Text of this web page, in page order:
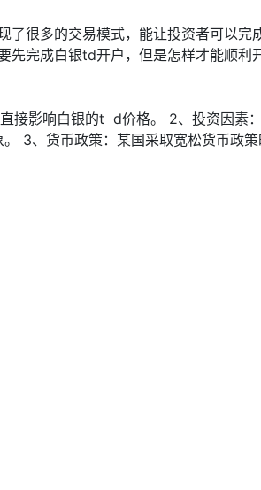
了很多的交易模式，能让投资者可以
先完成白银td开户，但是怎样才能顺
接影响白银的t d价格。 2、投资因素
。 3、货币政策：某国采取宽松货币政